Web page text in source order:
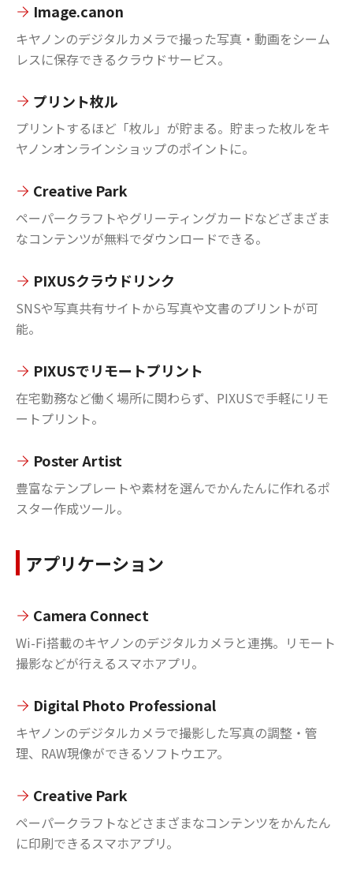
Image.canon
キヤノンのデジタルカメラで撮った写真・動画をシーム
レスに保存できるクラウドサービス。
プリント枚ル
プリントするほど「枚ル」が貯まる。貯まった枚ルをキ
ヤノンオンラインショップのポイントに。
Creative Park
ペーパークラフトやグリーティングカードなどざまざま
なコンテンツが無料でダウンロードできる。
PIXUSクラウドリンク
SNSや写真共有サイトから写真や文書のプリントが可
能。
PIXUSでリモートプリント
在宅勤務など働く場所に関わらず、PIXUSで手軽にリモ
ートプリント。
Poster Artist
豊富なテンプレートや素材を選んでかんたんに作れるポ
スター作成ツール。
アプリケーション
Camera Connect
Wi-Fi搭載のキヤノンのデジタルカメラと連携。リモート
撮影などが行えるスマホアプリ。
Digital Photo Professional
キヤノンのデジタルカメラで撮影した写真の調整・管
理、RAW現像ができるソフトウエア。
Creative Park
ペーパークラフトなどさまざまなコンテンツをかんたん
に印刷できるスマホアプリ。